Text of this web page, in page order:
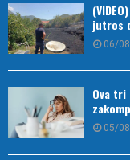
jutros
06/
Ova tri
05/